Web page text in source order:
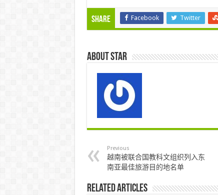
Share Facebook Twitter
About star
Previous
越南被联合国教科文组织列入东
南亚最佳旅游目的地名单
Related Articles